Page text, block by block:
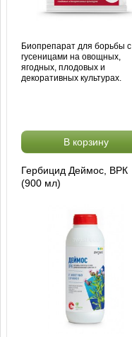
Биопрепарат для борьбы с
гусеницами на овощных,
ягодных, плодовых и
декоративных культурах.
В корзину
Гербицид Деймос, ВРК
(900 мл)